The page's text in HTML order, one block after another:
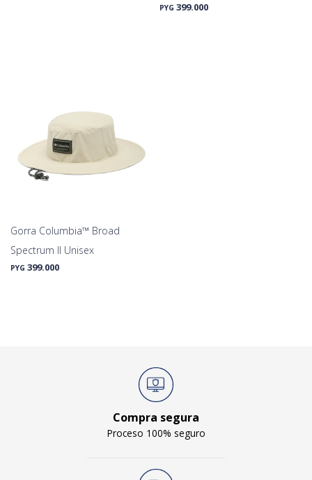
PYG 399.000
Gorra Columbia™ Broad
Spectrum II Unisex
PYG 399.000
Compra segura
Proceso 100% seguro